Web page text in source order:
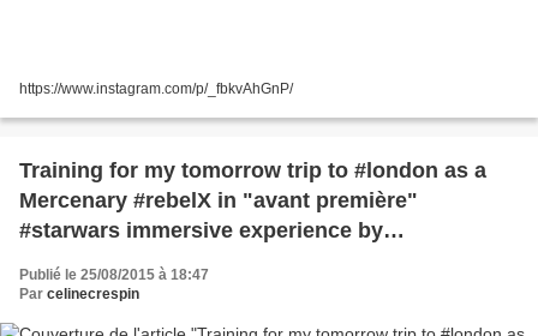
https://www.instagram.com/p/_fbkvAhGnP/
Training for my tomorrow trip to #london as a
Mercenary #rebelX in "avant première"
#starwars immersive experience by
#TheEmpireStrikesBack #justcinema >>
Publié le 25/08/2015 à 18:47
Par celinecrespin